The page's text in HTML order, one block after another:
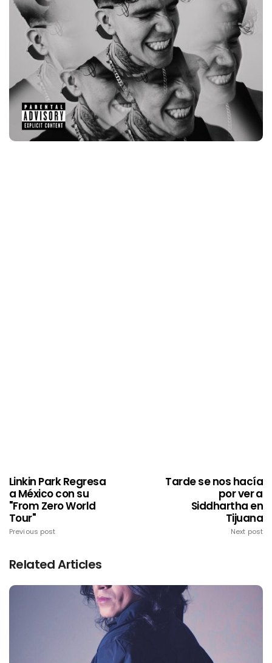
Linkin Park Regresa
a México con su
"From Zero World
Tour"
Previous post
Tarde se nos hacía
por ver a
Siddhartha en
Tijuana
Next post
Related Articles